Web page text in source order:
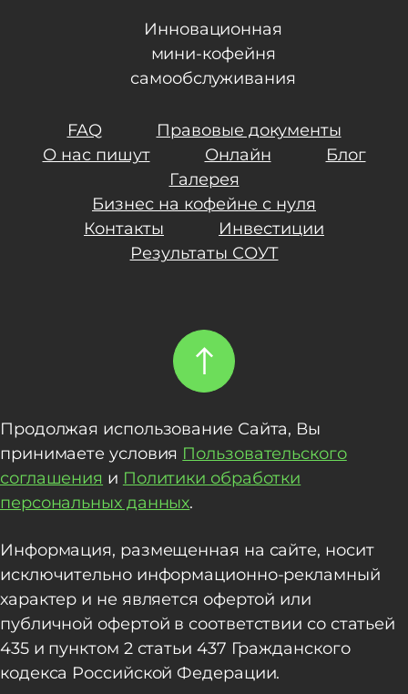
Инновационная
мини-кофейня
самообслуживания
FAQ
Правовые документы
О нас пишут
Онлайн
Блог
Галерея
Бизнес на кофейне с нуля
Контакты
Инвестиции
Результаты СОУТ
Продолжая использование Сайта, Вы
принимаете условия Пользовательского
соглашения и Политики обработки
персональных данных.
Информация, размещенная на сайте, носит
исключительно информационно-рекламный
характер и не является офертой или
публичной офертой в соответствии со статьей
435 и пунктом 2 статьи 437 Гражданского
кодекса Российской Федерации.